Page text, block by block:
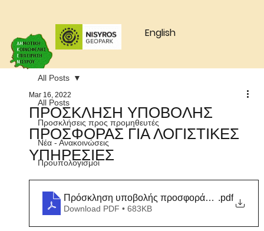
English
All Posts
Προσκλήσεις προς προμηθευτές
Νέα - Ανακοινώσεις
Προυπολογισμοί
All Posts
ΠΡΟΣΚΛΗΣΗ ΥΠΟΒΟΛΗΣ
ΠΡΟΣΦΟΡΑΣ ΓΙΑ ΛΟΓΙΣΤΙΚΕΣ
ΥΠΗΡΕΣΙΕΣ
Mar 16, 2022
Πρόσκληση υποβολής προσφοράς για.pdf
Download PDF • 683KB